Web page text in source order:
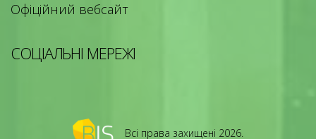
Офіційний вебсайт
СОЦІАЛЬНІ МЕРЕЖІ
Всі права захищені 2026.